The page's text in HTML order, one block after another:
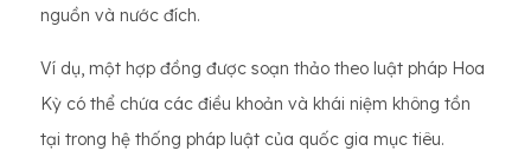
nguồn và nước đích.
Ví dụ, một hợp đồng được soạn thảo theo luật pháp Hoa
Kỳ có thể chứa các điều khoản và khái niệm không tồn
tại trong hệ thống pháp luật của quốc gia mục tiêu.